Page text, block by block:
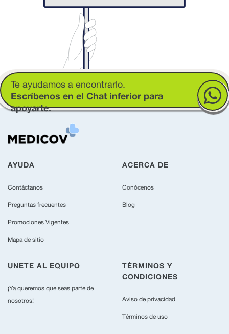
Te ayudamos a encontrarlo.
Escríbenos en el Chat inferior para
apoyarte.
AYUDA
Contáctanos
Preguntas frecuentes
Promociones Vigentes
Mapa de sitio
ACERCA DE
Conócenos
Blog
UNETE AL EQUIPO
¡Ya queremos que seas parte de
nosotros!
TÉRMINOS Y
CONDICIONES
Aviso de privacidad
Términos de uso